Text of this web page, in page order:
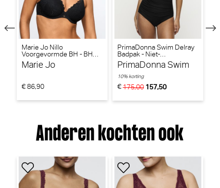
Marie Jo Nillo
Voorgevormde BH - BH
Hartvorm (Zwart)
Marie Jo
€ 86,90
PrimaDonna Swim Delray
Badpak - Niet-
voorgevormd (Zwart)
PrimaDonna Swim
10% korting
€175,00 157,50
Anderen kochten ook